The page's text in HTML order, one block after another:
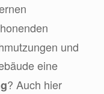
und
eine
? Auch hier